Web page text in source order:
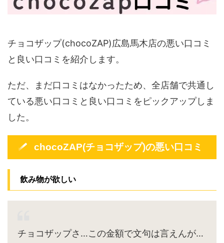
チョコザップ(chocoZAP)広島馬木店の悪い口コミ
と良い口コミを紹介します。
ただ、まだ口コミはなかったため、全店舗で共通し
ている悪い口コミと良い口コミをピックアップしま
した。
chocoZAP(チョコザップ)の悪い口コミ
飲み物が欲しい
チョコザップさ…この金額で文句は言えんが…